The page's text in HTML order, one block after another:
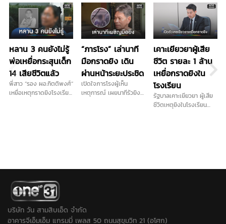
หลาน 3 คนยังไม่รู้
พ่อเหยื่อกระสุนเด็ก
14 เสียชีวิตแล้ว
พี่สาว “รอง ผอ.กิตติพงศ์”
เหยื่อเหตุกราดยิงโรงเรียน
ศรีสะเกษ
“ภารโรง” เล่านาที
มือกราดยิง เดิน
ผ่านหน้าระยะประชิด
เปิดใจภารโรงผู้เห็น
เหตุการณ์ เผยนาทีรัวยิง
เคาะเยียวยาผู้เสีย
ชีวิต รายละ 1 ล้าน
เหยื่อกราดยิงใน
โรงเรียน
รัฐบาลเคาะเยียวยา ผู้เสีย
ชีวิตเหตุยิงในโรงเรียน
บริษัท วัน สามสิบเอ็ด จำกัด
อาคารจีเอ็มเอ็ม แกรมมี่ เพลส 50 ถนนสุขุมวิท 21 (อโศก)